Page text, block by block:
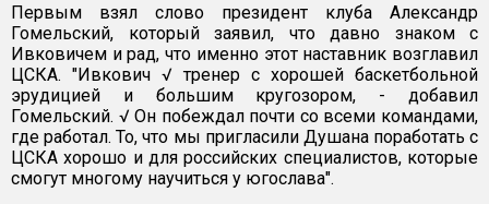
Первым взял слово президент клуба Александр
Гомельский, который заявил, что давно знаком с
Ивковичем и рад, что именно этот наставник возглавил
ЦСКА. "Ивкович √ тренер с хорошей баскетбольной
эрудицией и большим кругозором, - добавил
Гомельский. √ Он побеждал почти со всеми командами,
где работал. То, что мы пригласили Душана поработать с
ЦСКА хорошо и для российских специалистов, которые
смогут многому научиться у югослава".